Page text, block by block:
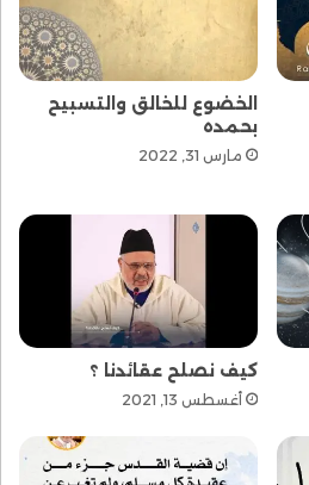
الخضوع للخالق والتسبيح
بحمده
مارس 31, 2022
كيف نصلح عقائدنا ؟
أغسطس 13, 2021